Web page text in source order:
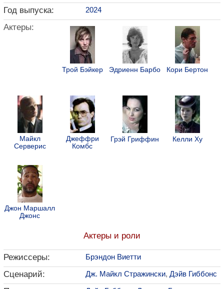
Год выпуска: 2024
Актеры:
Трой Бэйкер Эдриенн Барбо Кори Бертон
Майкл
Серверис
Джеффри
Комбс
Грэй Гриффин Келли Ху
Джон Маршалл
Джонс
Актеры и роли
Режиссеры: Брэндон Виетти
Сценарий: Дж. Майкл Стражински, Дэйв Гиббонс